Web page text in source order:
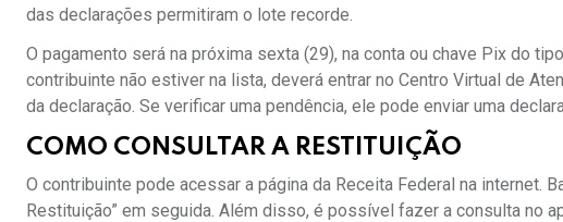
das declarações permitiram o lote recorde.
O pagamento será na próxima sexta (29), na conta ou chave Pix do
contribuinte não estiver na lista, deverá entrar no Centro Virtual de
da declaração. Se verificar uma pendência, ele pode enviar uma
COMO CONSULTAR A RESTITUIÇÃO
O contribuinte pode acessar a página da Receita Federal na internet.
Restituição” em seguida. Além disso, é possível fazer a consulta no